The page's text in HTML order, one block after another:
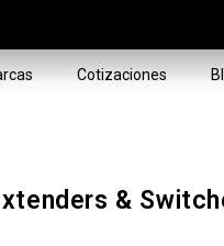
Cotizaciones
&